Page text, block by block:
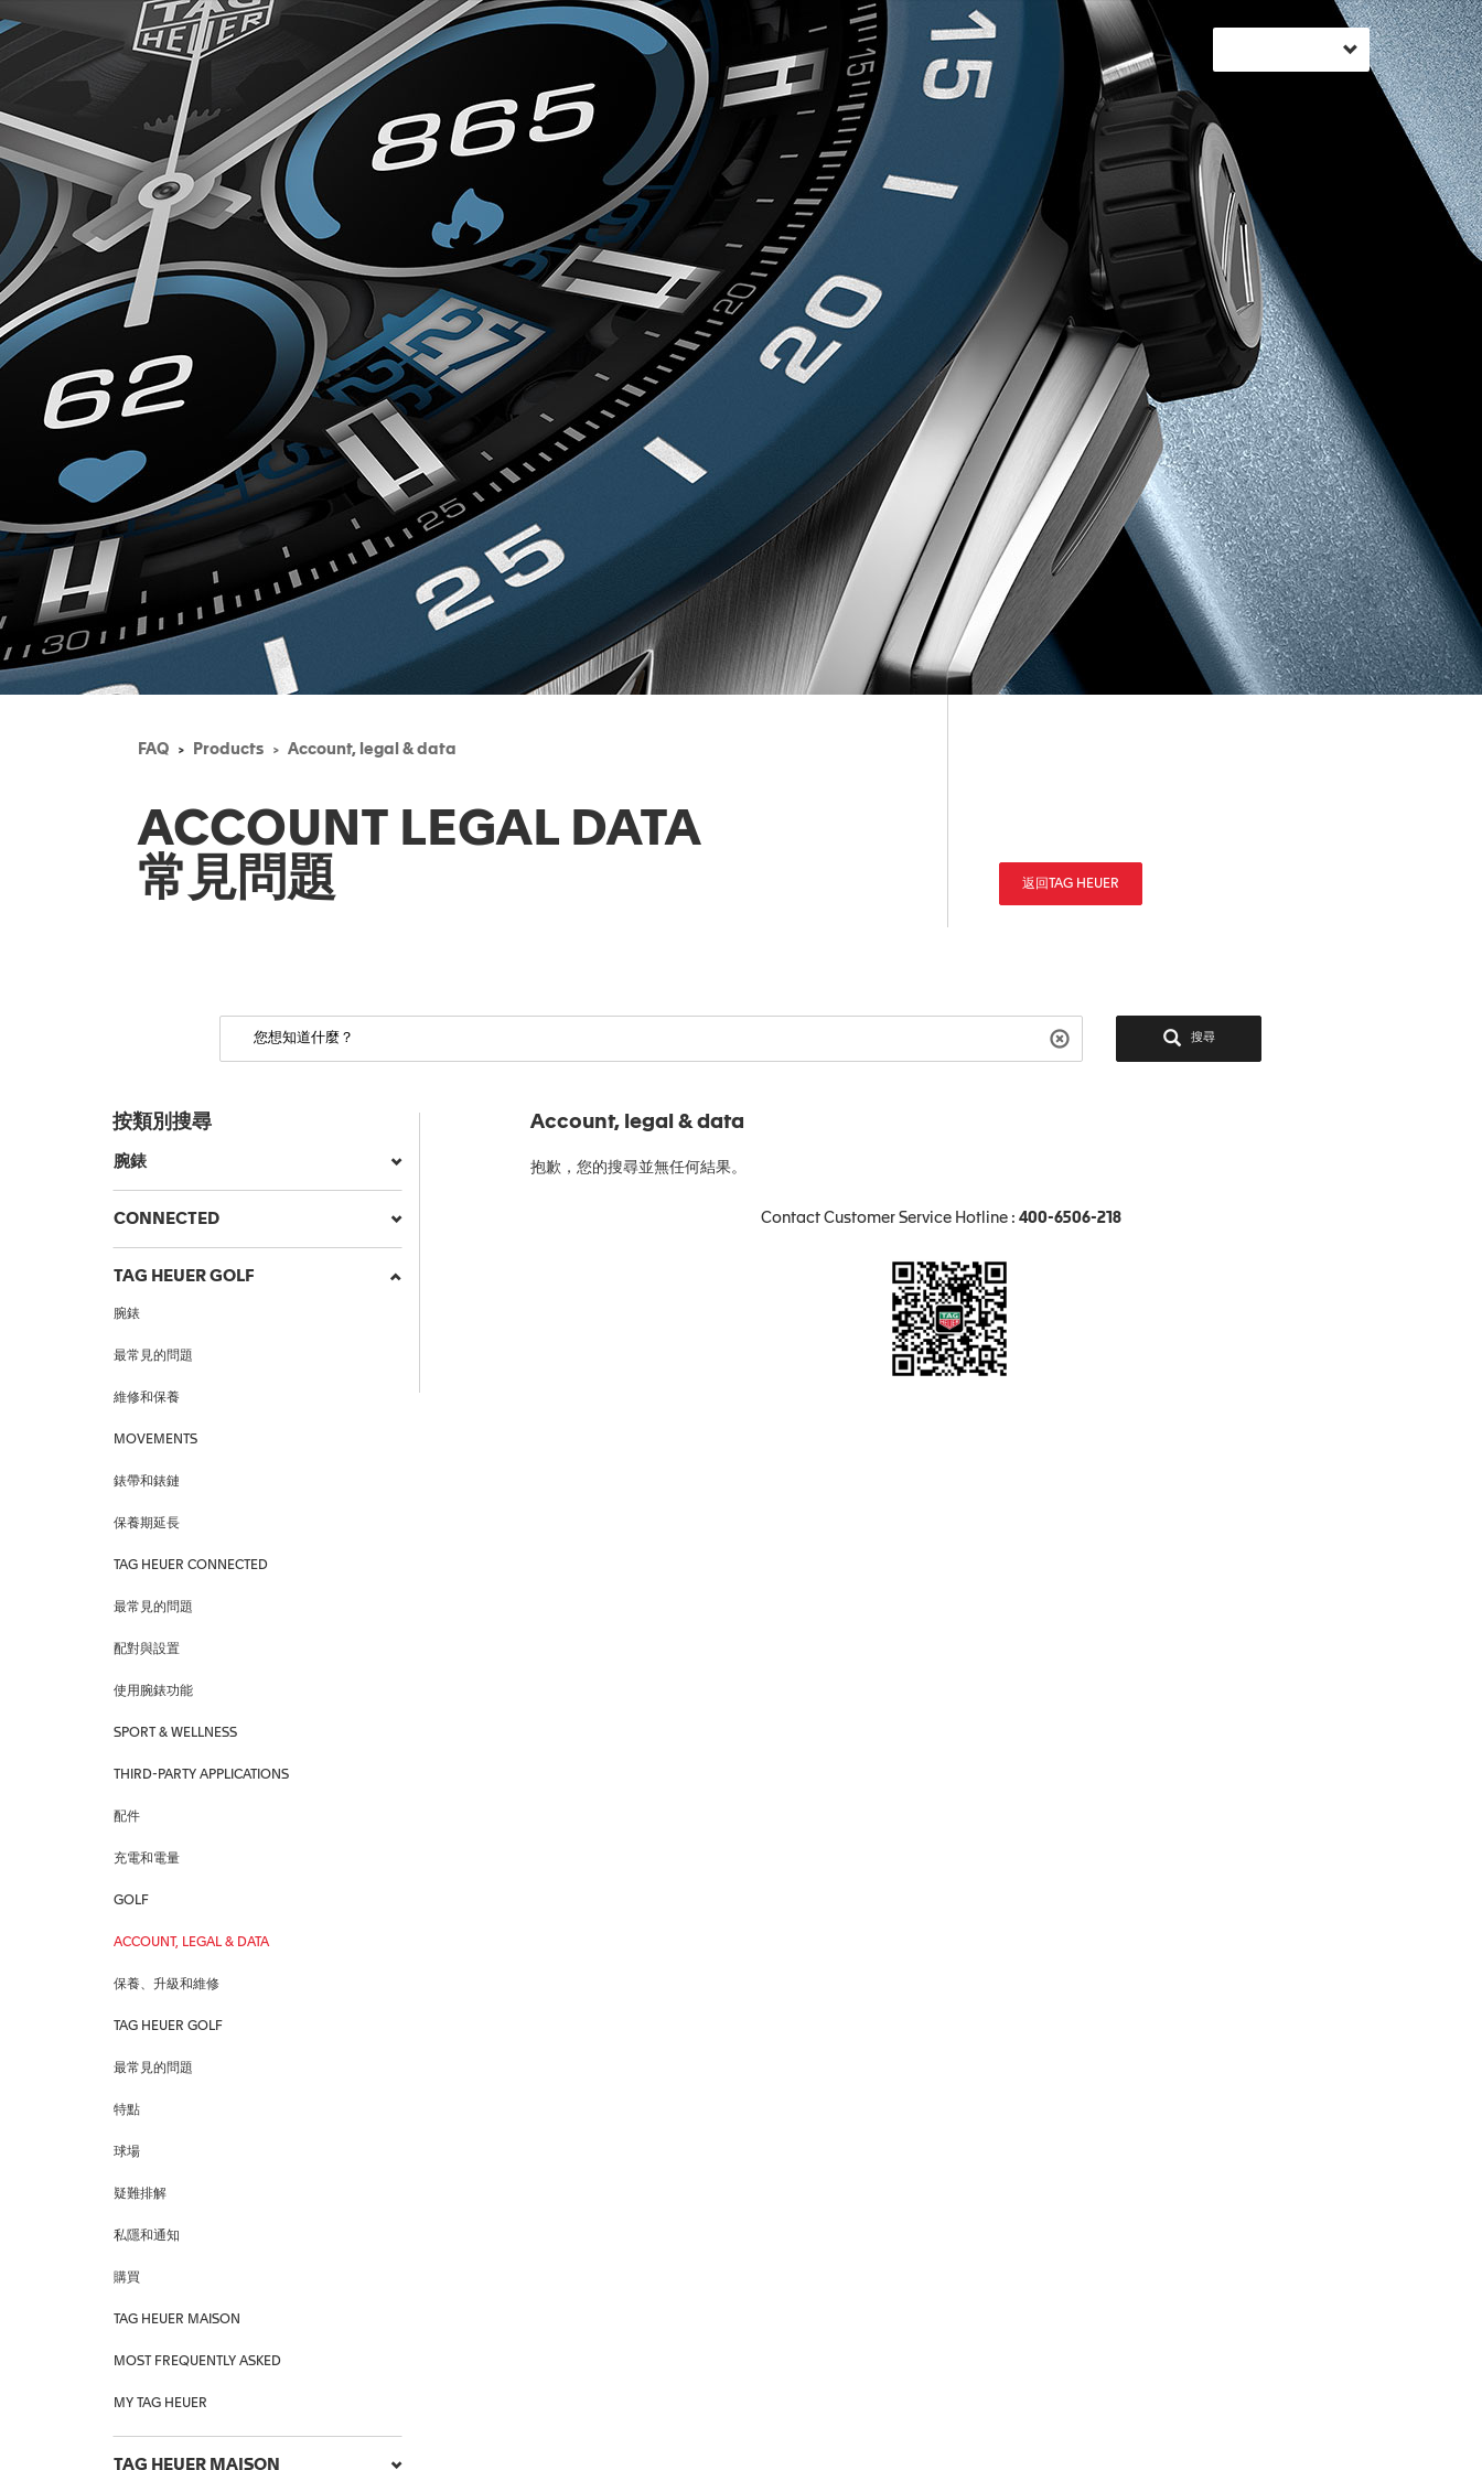
FAQ Products Account, legal & data
ACCOUNT LEGAL DATA
常見問題
返回TAG HEUER
搜尋
按類別搜尋
腕錶
CONNECTED
TAG HEUER GOLF
腕錶
最常見的問題
維修和保養
MOVEMENTS
錶帶和錶鏈
保養期延長
TAG HEUER CONNECTED
最常見的問題
配對與設置
使用腕錶功能
SPORT & WELLNESS
THIRD-PARTY APPLICATIONS
配件
充電和電量
GOLF
ACCOUNT, LEGAL & DATA
保養、升級和維修
TAG HEUER GOLF
最常見的問題
特點
球場
疑難排解
私隱和通知
購買
TAG HEUER MAISON
MOST FREQUENTLY ASKED
MY TAG HEUER
TAG HEUER MAISON
Account, legal & data
抱歉，您的搜尋並無任何結果。
Contact Customer Service Hotline :400-6506-218